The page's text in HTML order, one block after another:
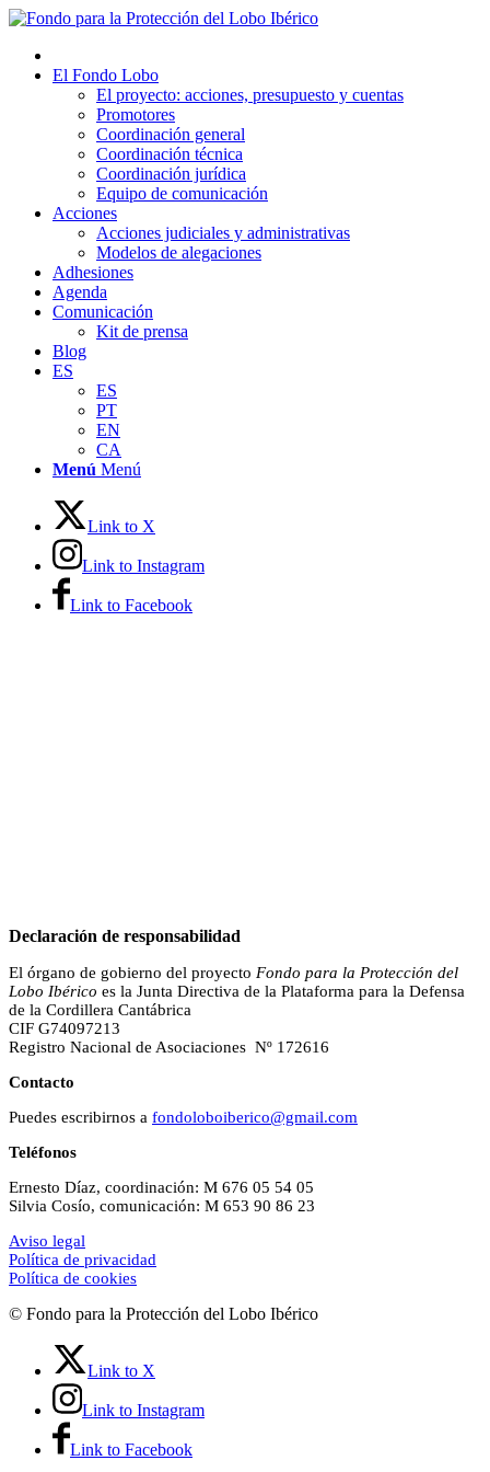
El Fondo Lobo
El proyecto: acciones, presupuesto y cuentas
Promotores
Coordinación general
Coordinación técnica
Coordinación jurídica
Equipo de comunicación
Acciones
Acciones judiciales y administrativas
Modelos de alegaciones
Adhesiones
Agenda
Comunicación
Kit de prensa
Blog
ES
ES
PT
EN
CA
Menú Menú
Link to X
Link to Instagram
Link to Facebook
Declaración de responsabilidad
El órgano de gobierno del proyecto Fondo para la Protección del
Lobo Ibérico es la Junta Directiva de la Plataforma para la Defensa
de la Cordillera Cantábrica
CIF G74097213
Registro Nacional de Asociaciones Nº 172616
Contacto
Puedes escribirnos a fondoloboiberico@gmail.com
Teléfonos
Ernesto Díaz, coordinación: M 676 05 54 05
Silvia Cosío, comunicación: M 653 90 86 23
Aviso legal
Política de privacidad
Política de cookies
© Fondo para la Protección del Lobo Ibérico
Link to X
Link to Instagram
Link to Facebook